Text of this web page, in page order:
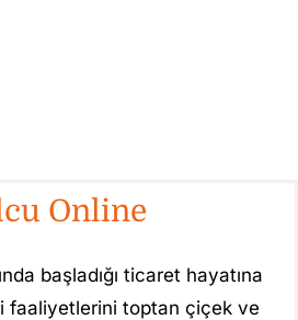
Online
başladığı ticaret hayatına
faaliyetlerini toptan çiçek ve